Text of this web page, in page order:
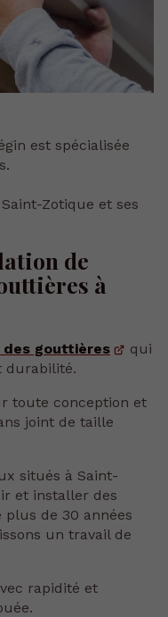
est spécialisée
Zotique et ses
de
à
gouttières
qui
durabilité.
toute conception et
joint de taille
situés à Saint-
et installer des
plus de 30 années
un travail de
rapidité et